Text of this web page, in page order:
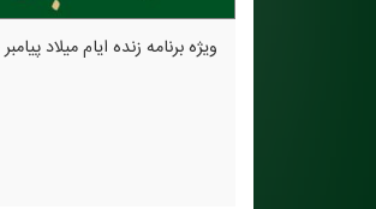
ویژه برنامه زنده ایام میلاد